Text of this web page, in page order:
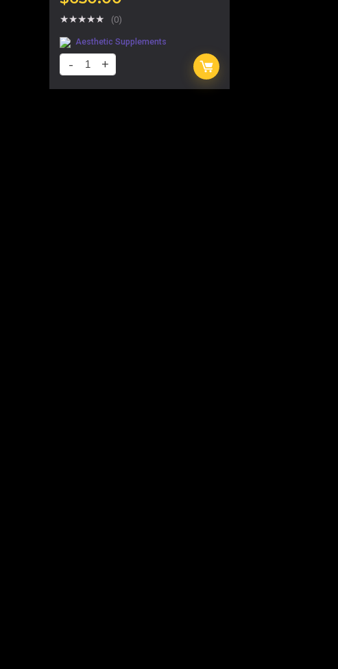
★★★★★ (0)
Aesthetic Supplements